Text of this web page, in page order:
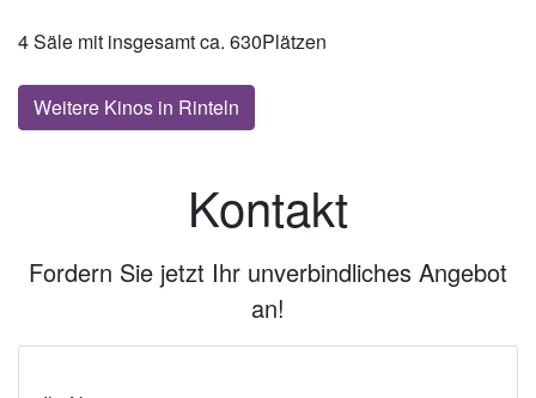
4 Säle mit insgesamt ca. 630Plätzen
Weitere Kinos in Rinteln
Kontakt
Fordern Sie jetzt Ihr unverbindliches Angebot
an!